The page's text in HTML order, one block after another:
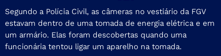
Segundo a Polícia Civil, as câmeras no vestiário da FGV
estavam dentro de uma tomada de energia elétrica e em
um armário. Elas foram descobertas quando uma
funcionária tentou ligar um aparelho na tomada.